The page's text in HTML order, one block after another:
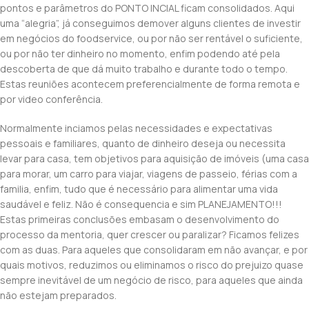
pontos e parâmetros do PONTO INCIAL ficam consolidados. Aqui
uma “alegria”, já conseguimos demover alguns clientes de investir
em negócios do foodservice, ou por não ser rentável o suficiente,
ou por não ter dinheiro no momento, enfim podendo até pela
descoberta de que dá muito trabalho e durante todo o tempo.
Estas reuniões acontecem preferencialmente de forma remota e
por video conferência.
Normalmente inciamos pelas necessidades e expectativas
pessoais e familiares, quanto de dinheiro deseja ou necessita
levar para casa, tem objetivos para aquisição de imóveis (uma casa
para morar, um carro para viajar, viagens de passeio, férias com a
familia, enfim, tudo que é necessário para alimentar uma vida
saudável e feliz. Não é consequencia e sim PLANEJAMENTO!!!
Estas primeiras conclusões embasam o desenvolvimento do
processo da mentoria, quer crescer ou paralizar? Ficamos felizes
com as duas. Para aqueles que consolidaram em não avançar, e por
quais motivos, reduzimos ou eliminamos o risco do prejuizo quase
sempre inevitável de um negócio de risco, para aqueles que ainda
não estejam preparados.